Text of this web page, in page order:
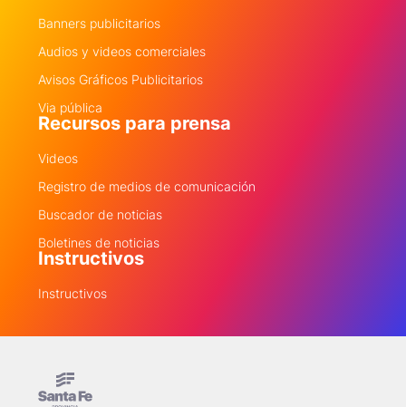
Banners publicitarios
Audios y videos comerciales
Avisos Gráficos Publicitarios
Via pública
Recursos para prensa
Videos
Registro de medios de comunicación
Buscador de noticias
Boletines de noticias
Instructivos
Instructivos